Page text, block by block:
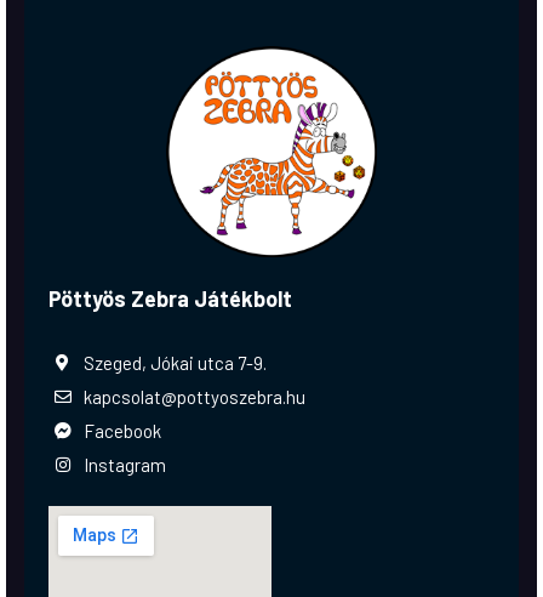
Pöttyös Zebra Játékbolt
Szeged, Jókai utca 7-9.
kapcsolat@pottyoszebra.hu
Facebook
Instagram